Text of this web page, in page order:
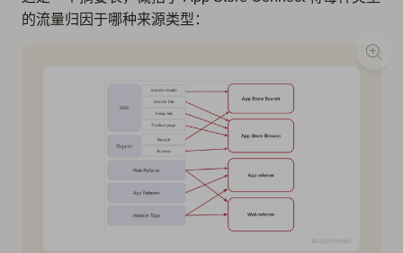
的流量归因于哪种来源类型：